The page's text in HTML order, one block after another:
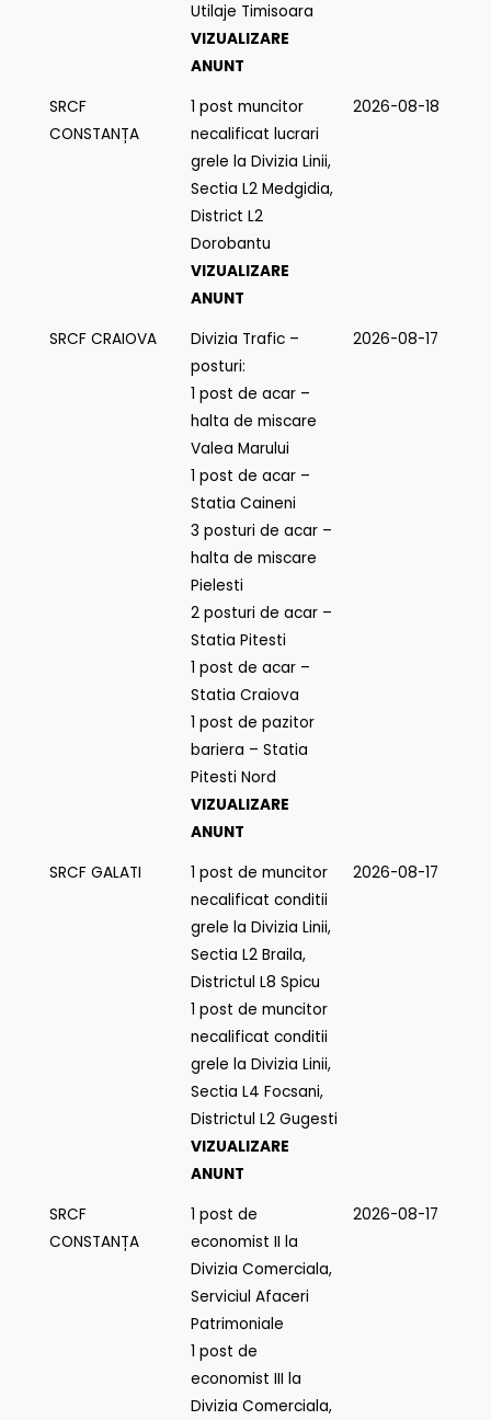
Utilaje Timisoara
VIZUALIZARE
ANUNT
SRCF
CONSTANȚA
1 post muncitor
necalificat lucrari
grele la Divizia Linii,
Sectia L2 Medgidia,
District L2
Dorobantu
VIZUALIZARE
ANUNT
2026-08-18
SRCF CRAIOVA
Divizia Trafic –
posturi:
1 post de acar –
halta de miscare
Valea Marului
1 post de acar –
Statia Caineni
3 posturi de acar –
halta de miscare
Pielesti
2 posturi de acar –
Statia Pitesti
1 post de acar –
Statia Craiova
1 post de pazitor
bariera – Statia
Pitesti Nord
VIZUALIZARE
ANUNT
2026-08-17
SRCF GALATI
1 post de muncitor
necalificat conditii
grele la Divizia Linii,
Sectia L2 Braila,
Districtul L8 Spicu
1 post de muncitor
necalificat conditii
grele la Divizia Linii,
Sectia L4 Focsani,
Districtul L2 Gugesti
VIZUALIZARE
ANUNT
2026-08-17
SRCF
CONSTANȚA
1 post de
economist II la
Divizia Comerciala,
Serviciul Afaceri
Patrimoniale
1 post de
economist III la
Divizia Comerciala,
2026-08-17